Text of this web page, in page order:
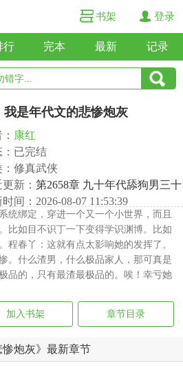
书架 登录
行 完本 最新 记录
我是年代文的悲惨炮灰
康红
：已完结
：修真武侠
新： 第2658章 九十年代舔狗男三十
间：2026-08-07 11:53:39
统绑定，穿进一个又一个小世界，而且
比如目不识丁一下变得学识渊博。比如
程春丫：这就有点太影响她的发挥了。
。什么渣男，什么极品家人，那可真是
品的，只有最渣最极品的。唉！幸亏她
加入书架 章节目录
惨炮灰》最新章节